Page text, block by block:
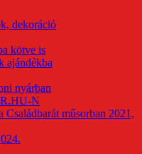
dekoráció
kötve is
ajándékba
nyárban
N
műsorban 2021,